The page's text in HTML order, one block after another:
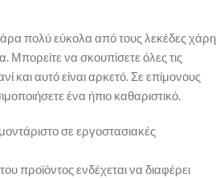
πολύ εύκολα από τους λεκέδες χάρη
Μπορείτε να σκουπίσετε όλες τις
και αυτό είναι αρκετό. Σε επίμονους
ένα ήπιο καθαριστικό.
σε εργοστασιακές
προϊόντος ενδέχεται να διαφέρει